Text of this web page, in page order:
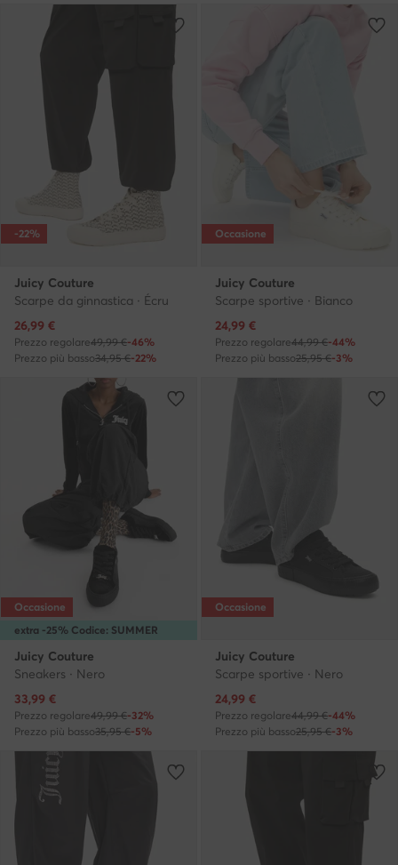
-22%
Juicy Couture
Scarpe da ginnastica · Écru
Prezzo attuale
26,99 €
Prezzo regolare49,99 €-46%
Prezzo più basso34,95 €-22%
Occasione
Juicy Couture
Scarpe sportive · Bianco
Prezzo attuale
24,99 €
Prezzo regolare44,99 €-44%
Prezzo più basso25,95 €-3%
extra -25% Codice: SUMMER
Occasione
Juicy Couture
Sneakers · Nero
Prezzo attuale
33,99 €
Prezzo regolare49,99 €-32%
Prezzo più basso35,95 €-5%
Occasione
Juicy Couture
Scarpe sportive · Nero
Prezzo attuale
24,99 €
Prezzo regolare44,99 €-44%
Prezzo più basso25,95 €-3%